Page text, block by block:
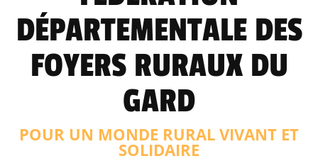
DÉPARTEMENTALE DES
FOYERS RURAUX DU
GARD
POUR UN MONDE RURAL VIVANT ET
SOLIDAIRE